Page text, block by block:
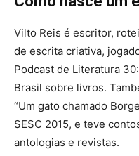
Vilto Reis é escritor,
de escrita criativa,
Podcast de Literatura
Brasil sobre livros.
“Um gato chamado
SESC 2015, e teve
antologias e revistas.